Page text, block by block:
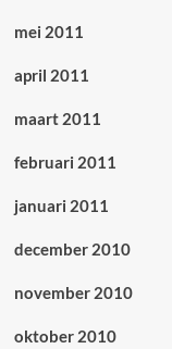
mei 2011
april 2011
maart 2011
februari 2011
januari 2011
december 2010
november 2010
oktober 2010